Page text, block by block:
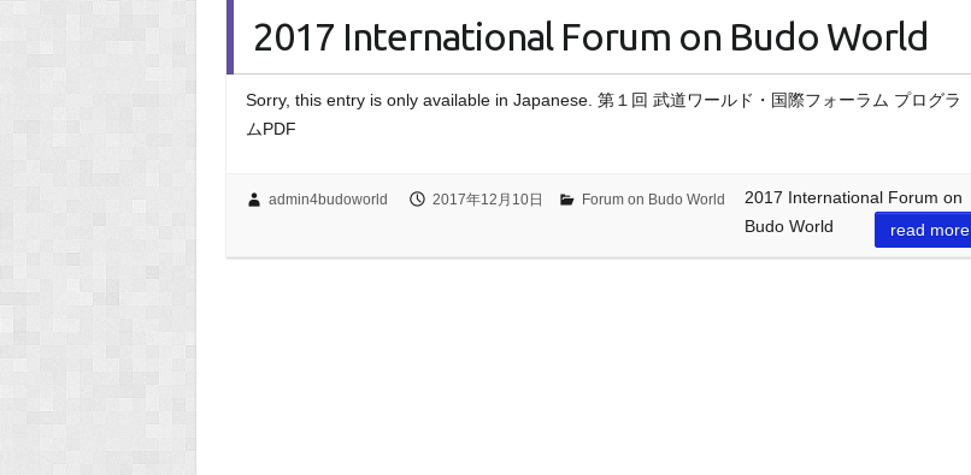
2017 International Forum on Budo World
Sorry, this entry is only available in Japanese. 第１回 武道ワールド・国際フォーラム プログラ
ムPDF
admin4budoworld 2017年12月10日 Forum on Budo World
2017 International Forum on
Budo World
read more